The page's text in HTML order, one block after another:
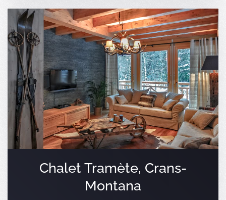
Chalet Tramète, Crans-
Montana